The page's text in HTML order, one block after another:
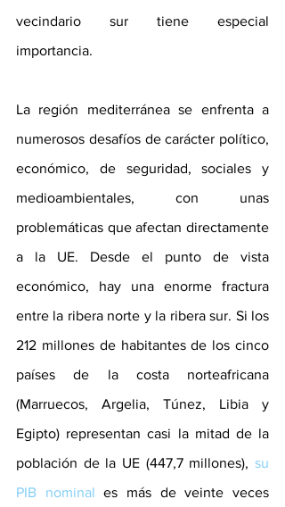
vecindario sur tiene especial
importancia.
La región mediterránea se enfrenta a
numerosos desafíos de carácter político,
económico, de seguridad, sociales y
medioambientales, con unas
problemáticas que afectan directamente
a la UE. Desde el punto de vista
económico, hay una enorme fractura
entre la ribera norte y la ribera sur. Si los
212 millones de habitantes de los cinco
países de la costa norteafricana
(Marruecos, Argelia, Túnez, Libia y
Egipto) representan casi la mitad de la
población de la UE (447,7 millones), su
PIB nominal
es más de veinte veces